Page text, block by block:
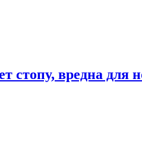
стопу, вредна для